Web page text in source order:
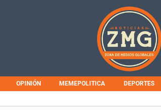
OPINIÓN MEMEPOLITICA DEPORTES